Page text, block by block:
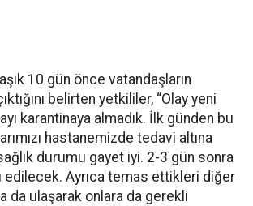
10 gün önce vatandaşların
belirten yetkililer, “Olay yeni
karantinaya almadık. İlk günden bu
hastanemizde tedavi altına
durumu gayet iyi. 2-3 gün sonra
edilecek. Ayrıca temas ettikleri diğer
da ulaşarak onlara da gerekli